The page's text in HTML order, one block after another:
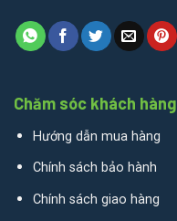
Chăm sóc khách hàng
Hướng dẫn mua hàng
Chính sách bảo hành
Chính sách giao hàng